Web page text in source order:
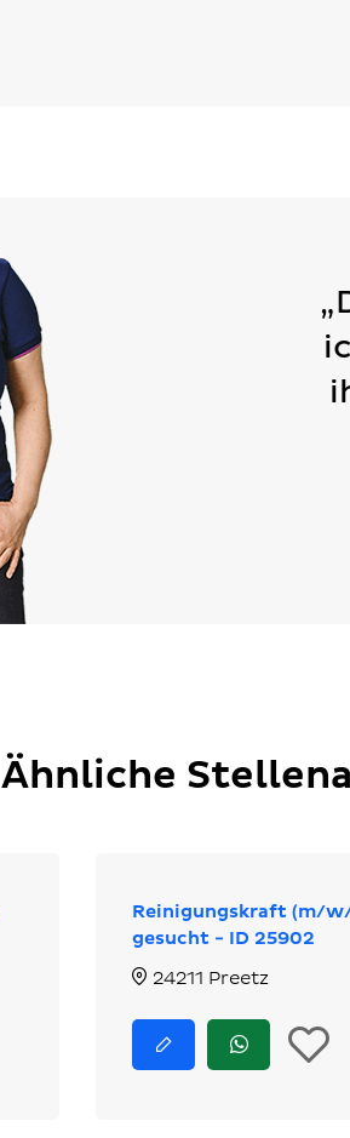
Ähnliche
Reinigungskraft (m/
gesucht - ID 25902
24211 Preetz
Jetzt
bewerben
Jetzt
via
In